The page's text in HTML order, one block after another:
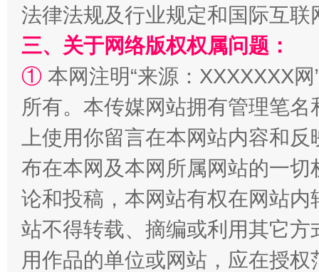
解纷+调解+退费，一次搞定
站台名比不上好声名
法律法规及行业规定和国际互
三、关于网络版权权属问题：
① 本网注明“来源：XXXXXXX
所有。本传媒网站拥有管理笔
上使用你留言在本网站内容和
布在本网及本网所属网站的一
论和投稿，本网站有权在网站
站不得转载、摘编或利用其它
用作品的单位或网站，应在授